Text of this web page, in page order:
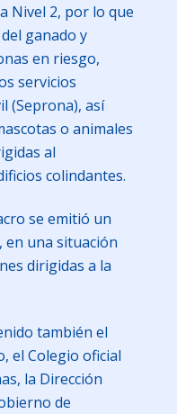
Nivel 2, por lo que
ganado y
en riesgo,
servicios
(Seprona), así
o animales
al
colindantes.
se emitió un
en una situación
dirigidas a la
también el
el Colegio oficial
la Dirección
de